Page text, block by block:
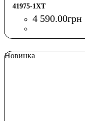
41975-1XT
4 590.00грн
Новинка